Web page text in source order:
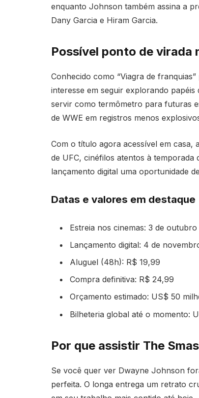
enquanto Johnson também assina a
Dany Garcia e Hiram Garcia.
Possível ponto de virada
Conhecido como “Viagra de
interesse em seguir explorando
servir como termômetro para futuras
de WWE em registros menos
Com o título agora acessível em casa,
de UFC, cinéfilos atentos à
lançamento digital uma oportunidade
Datas e valores em destaque
Estreia nos cinemas: 3 de outubro
Lançamento digital: 4 de
Aluguel (48h): R$ 19,99
Compra definitiva: R$ 24,99
Orçamento estimado: US$ 50
Bilheteria global até o momento:
Por que assistir The
Se você quer ver Dwayne Johnson
perfeita. O longa entrega um retrato